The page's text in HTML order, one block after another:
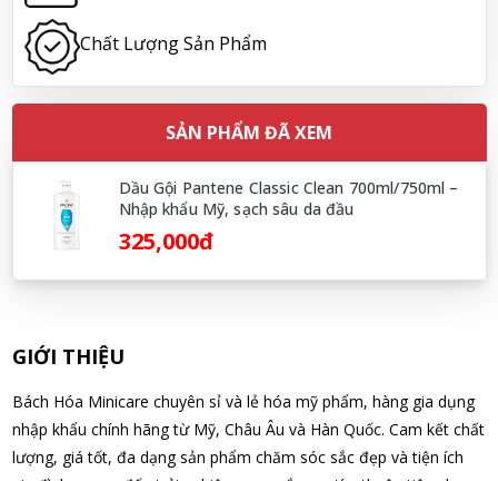
Hoàng Nhật Nam đã mua sản phẩm Sữa tắm Pigeon Baby
Soap dạng túi 400ml Nhật Bản
07/08/2026
Nguyễn Nhật Quang đã mua sản phẩm Sữa tắm Pigeon Baby
Soap dạng túi 400ml Nhật Bản
07/08/2026
Võ Thị Thanh Tươi đã mua sản phẩm Men Vi Sinh BioGaia
Đặng Hòa Khánh Yên đã mua sản phẩm Men Vi Sinh BioGaia
Nhật Bản lọ 5ml cho trẻ Sơ Sinh
07/08/2026
Chất Lượng Sản Phẩm
SẢN PHẨM ĐÃ XEM
Dầu Gội Pantene Classic Clean 700ml/750ml –
Nhập khẩu Mỹ, sạch sâu da đầu
325,000đ
GIỚI THIỆU
Bách Hóa Minicare chuyên sỉ và lẻ hóa mỹ phẩm, hàng gia dụng
nhập khẩu chính hãng từ Mỹ, Châu Âu và Hàn Quốc. Cam kết chất
lượng, giá tốt, đa dạng sản phẩm chăm sóc sắc đẹp và tiện ích